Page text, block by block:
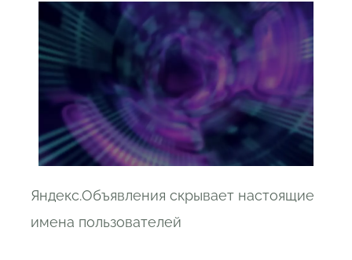
Яндекс.Объявления скрывает настоящие
имена пользователей